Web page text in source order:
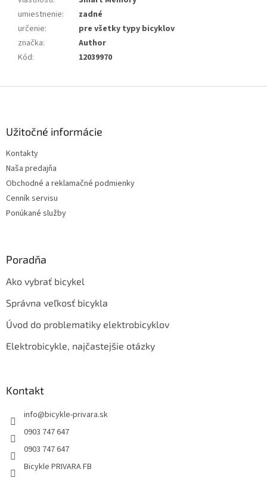
umiestnenie:
zadné
určenie:
pre všetky typy bicyklov
značka:
Author
Kód: 12039970
Užitočné informácie
Kontakty
Naša predajňa
Obchodné a reklamačné podmienky
Cenník servisu
Ponúkané služby
Poradňa
Ako vybrať bicykel
Správna veľkosť bicykla
Úvod do problematiky elektrobicyklov
Elektrobicykle, najčastejšie otázky
Kontakt
info@bicykle-privara.sk
0903 747 647
0903 747 647
Bicykle PRIVARA FB